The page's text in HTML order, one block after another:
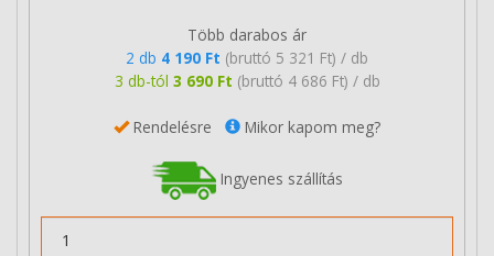
Több darabos ár
2 db 4 190 Ft (bruttó 5 321 Ft) / db
3 db-tól 3 690 Ft (bruttó 4 686 Ft) / db
Rendelésre Mikor kapom meg?
Ingyenes szállítás